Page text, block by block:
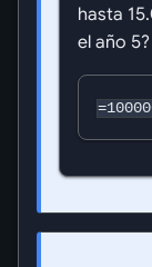
hasta
el año 5?